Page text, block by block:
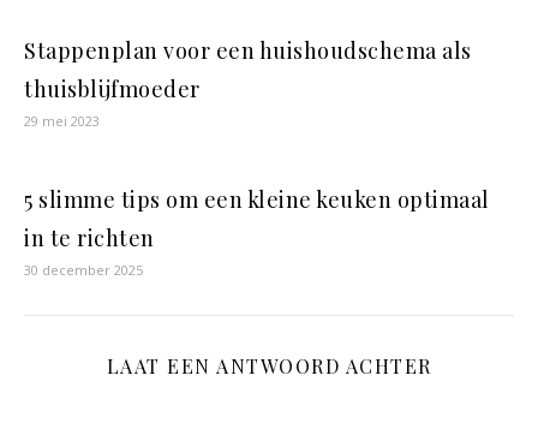
Stappenplan voor een huishoudschema als
thuisblijfmoeder
29 mei 2023
5 slimme tips om een kleine keuken optimaal
in te richten
30 december 2025
LAAT EEN ANTWOORD ACHTER